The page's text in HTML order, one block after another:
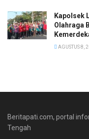
Kapolsek
Olahraga
AGUSTUS 8,
Beritapati.com, portal
Tengah